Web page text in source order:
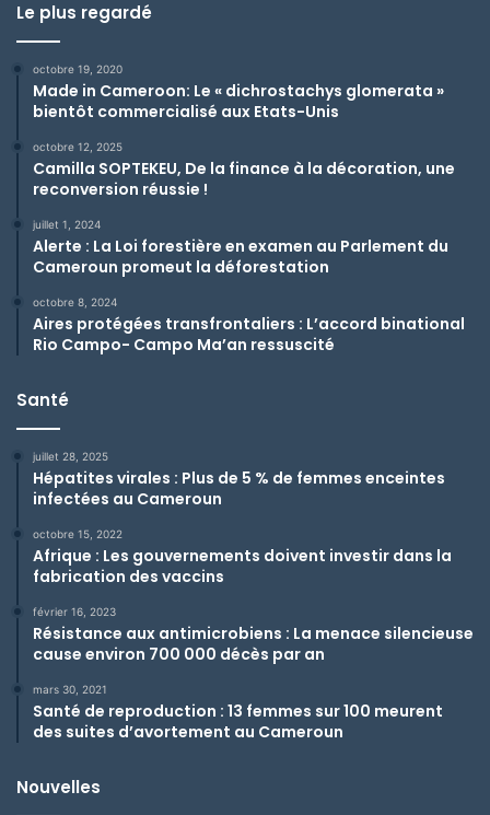
Le plus regardé
octobre 19, 2020
Made in Cameroon: Le « dichrostachys glomerata »
bientôt commercialisé aux Etats-Unis
octobre 12, 2025
Camilla SOPTEKEU, De la finance à la décoration, une
reconversion réussie !
juillet 1, 2024
Alerte : La Loi forestière en examen au Parlement du
Cameroun promeut la déforestation
octobre 8, 2024
Aires protégées transfrontaliers : L’accord binational
Rio Campo- Campo Ma’an ressuscité
Santé
juillet 28, 2025
Hépatites virales : Plus de 5 % de femmes enceintes
infectées au Cameroun
octobre 15, 2022
Afrique : Les gouvernements doivent investir dans la
fabrication des vaccins
février 16, 2023
Résistance aux antimicrobiens : La menace silencieuse
cause environ 700 000 décès par an
mars 30, 2021
Santé de reproduction : 13 femmes sur 100 meurent
des suites d’avortement au Cameroun
Nouvelles